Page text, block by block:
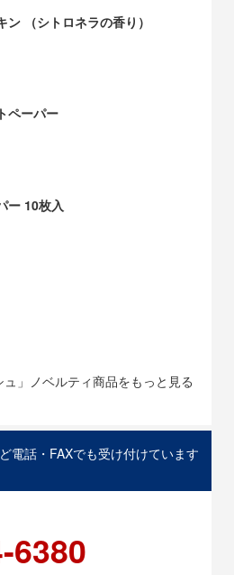
（シトロネラの香り）
ペーパー
ー 10枚入
ュ」ノベルティ商品をもっと見る
電話・FAXでも受け付けています
6380